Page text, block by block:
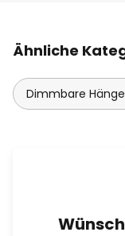
Ähnliche
Dimmbare